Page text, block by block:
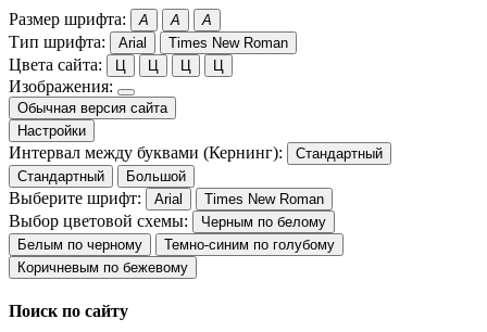
Размер шрифта: A A A
Тип шрифта: Arial Times New Roman
Цвета сайта: Ц Ц Ц Ц
Изображения:
Обычная версия сайта
Настройки
Интервал между буквами (Кернинг):
Стандартный
Стандартный
Большой
Выберите шрифт: Arial Times New Roman
Выбор цветовой схемы:
Черным по белому
Белым по черному
Темно-синим по голубому
Коричневым по бежевому
Поиск по сайту